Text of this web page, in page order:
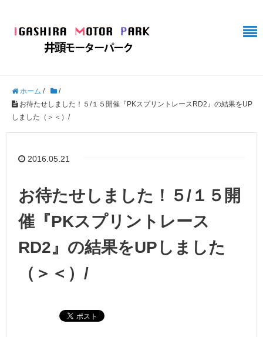
ホーム /
/
お待たせしました！５/１５開催『PKスプリントレースRD2』の結果をUP
しました（＞＜）/
2016.05.21
お待たせしました！５/１５開
催『PKスプリントレース
RD2』の結果をUPしました
（＞＜）/